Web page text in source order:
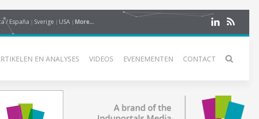
/ España Sverige USA More...
EN ANALYSES VIDEOS EVENEMENTEN CONTACT